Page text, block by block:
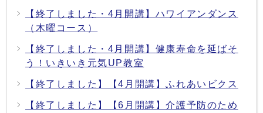
【終了しました・4月開講】ハワイアンダンス
（木曜コース）
【終了しました・4月開講】健康寿命を延ばそ
う！いきいき元気UP教室
【終了しました】【4月開講】ふれあいビクス
【終了しました】【6月開講】介護予防のため